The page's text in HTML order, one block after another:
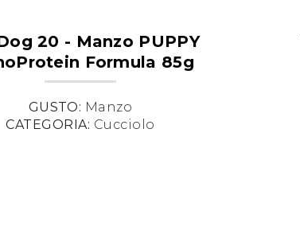
20 - Manzo PUPPY
Formula 85g
GUSTO: Manzo
CATEGORIA: Cucciolo